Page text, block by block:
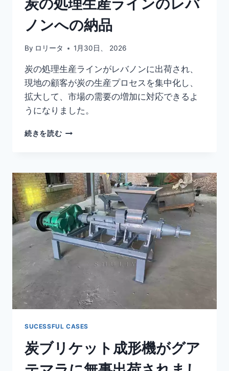
出
荷
れ
し
た
炭の処理生産ラインのレバ
ノンへの納品
By ロリータ 1月30日、 2026
炭の処理生産ラインがレバノンに出荷され、
現地の顧客が炭の生産プロセスを集中化し、
拡大して、市場の需要の増加に対応できるよ
うになりました。
続きを読む炭
生
産
ラ
イ
ン
の
レ
バ
ノ
納
SUCESSFUL CASES
炭ブリケット成形機がグア